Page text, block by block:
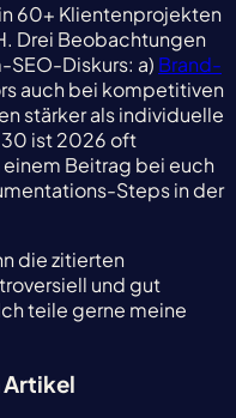
60+ Klientenprojekten
Drei Beobachtungen
Diskurs: a) Brand-
auch bei kompetitiven
stärker als individuelle
30 ist 2026 oft
Beitrag bei euch
Steps in der
die zitierten
und gut
teile gerne meine
Artikel